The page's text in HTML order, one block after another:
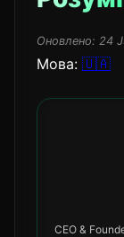
Оновлено: 24
Мова: 🇺🇦
CEO &